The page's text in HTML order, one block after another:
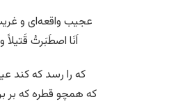
عجیب واقعه‌ای و
اَنَا اصطَبَرتُ قَتیلاً
که را رسد که کند
که همچو قطره که بر